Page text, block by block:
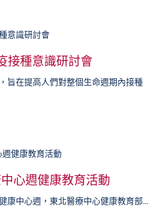
接種意識研討會
旨在提高人們對整個生命週期內接種
心週健康教育活動
康中心週，東北醫療中心健康教育部...